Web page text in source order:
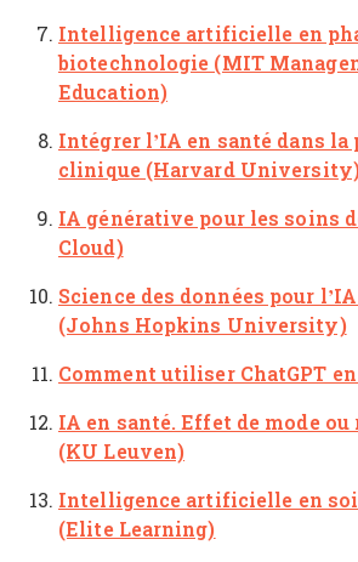
Intelligence artificielle en
biotechnologie (MIT
Education)
Intégrer l’IA en santé dans la
clinique (Harvard University)
IA générative pour les soins
Cloud)
Science des données pour
(Johns Hopkins University)
Comment utiliser ChatGPT
IA en santé. Effet de mode ou
(KU Leuven)
Intelligence artificielle en
(Elite Learning)